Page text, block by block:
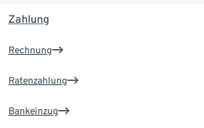
Zahlung
Rechnung
Ratenzahlung
Bankeinzug